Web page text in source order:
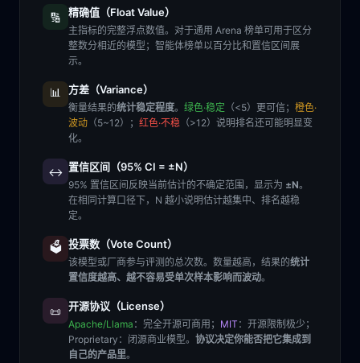
🔢 精确值（Float Value）
主指标的完整浮点数值。对于通用 Arena 榜单可用于区分
整数分相近的模型；智能体榜单以百分比和置信区间展
示。
📊 方差（Variance）
衡量结果的统计稳定程度。 绿色·稳定 （<5）更可信； 橙色·
波动 （5~12）； 红色·不稳 （>12）说明排名还可能明显变
化。
↔️ 置信区间（95% CI = ±N）
95% 置信区间反映当前估计的不确定范围，显示为 ±N。
在相同计算口径下，N 越小说明估计越集中、排名越稳
定。
🗳️ 投票数（Vote Count）
该模型或厂商参与评测的总次数。数量越高，结果的统计
置信度越高、越不容易受单次样本影响而波动。
📜 开源协议（License）
Apache/Llama ：完全开源可商用； MIT ：开源限制极少；
Proprietary ：闭源商业模型。 协议决定你能否把它集成到
自己的产品里。